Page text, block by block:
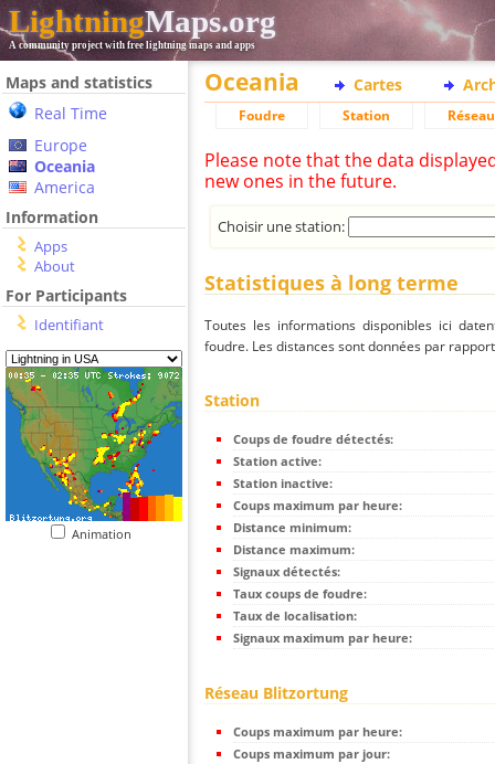
LightningMaps.org
A community project with free lightning maps and apps
Maps and statistics
Real Time
Europe
Oceania
America
Information
Apps
About
For Participants
Identifiant
Animation
Oceania Cartes
Foudre Station Réseau
Please note that the data
new ones in the future.
Choisir une station:
Statistiques à long terme
Toutes les informations disponibles ici
foudre. Les distances sont données par
Station
Coups de foudre détectés:
Station active:
Station inactive:
Coups maximum par heure:
Distance minimum:
Distance maximum:
Signaux détectés:
Taux coups de foudre:
Taux de localisation:
Signaux maximum par heure:
Réseau Blitzortung
Coups maximum par heure:
Coups maximum par jour: